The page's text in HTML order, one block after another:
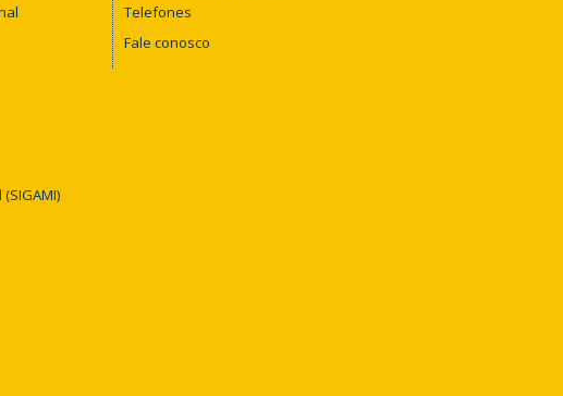
Telefones
Fale conosco